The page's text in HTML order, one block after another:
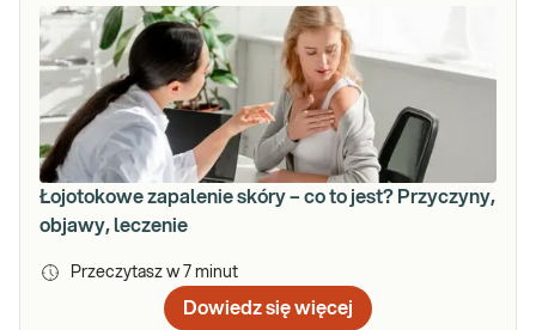
Łojotokowe zapalenie skóry – co to jest? Przyczyny,
objawy, leczenie
Przeczytasz w 7 minut
Dowiedz się więcej